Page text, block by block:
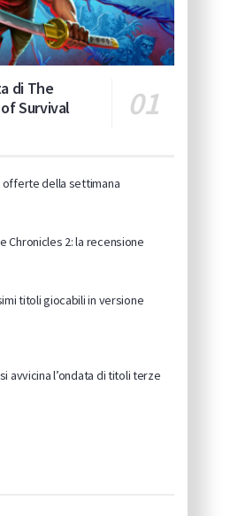
di The
Survival
offerte della settimana
Chronicles 2: la recensione
titoli giocabili in versione
avvicina l’ondata di titoli terze